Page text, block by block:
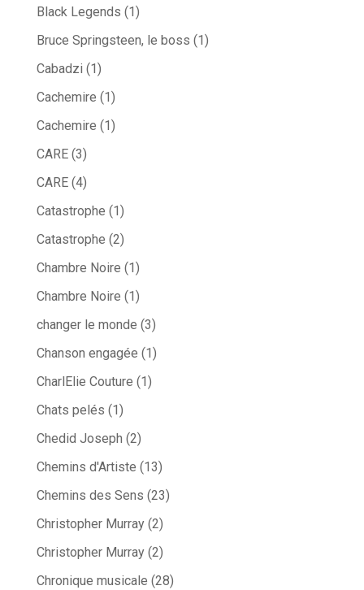
Black Legends (1)
Bruce Springsteen, le boss (1)
Cabadzi (1)
Cachemire (1)
Cachemire (1)
CARE(3)
CARE(4)
Catastrophe (1)
Catastrophe (2)
Chambre Noire (1)
Chambre Noire (1)
changer le monde (3)
Chanson engagée (1)
CharlElie Couture (1)
Chats pelés (1)
Chedid Joseph (2)
Chemins d'Artiste (13)
Chemins des Sens (23)
Christopher Murray(2)
Christopher Murray(2)
Chronique musicale (28)